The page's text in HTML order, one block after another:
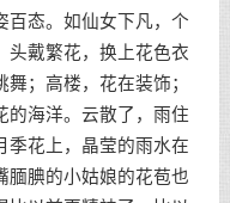
百态。如仙女下凡，个
头戴繁花，换上花色衣
；高楼，花在装饰；
的海洋。云散了，雨住
季花上，晶莹的雨水在
腼腆的小姑娘的花苞也